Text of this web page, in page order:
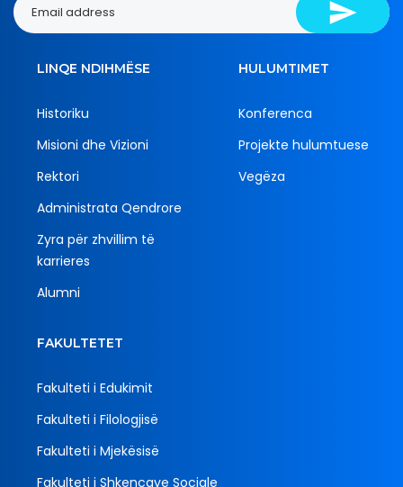
LINQE NDIHMËSE
Historiku
Misioni dhe Vizioni
Rektori
Administrata Qendrore
Zyra për zhvillim të
karrieres
Alumni
HULUMTIMET
Konferenca
Projekte hulumtuese
Vegëza
FAKULTETET
Fakulteti i Edukimit
Fakulteti i Filologjisë
Fakulteti i Mjekësisë
Fakulteti i Shkencave Sociale